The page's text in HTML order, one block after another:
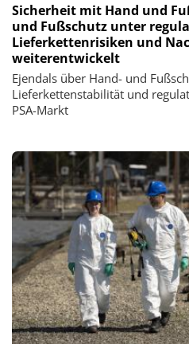
Sicherheit mit Hand und
und Fußschutz unter
Lieferkettenrisiken und
weiterentwickelt
Ejendals über Hand- und
Lieferkettenstabilität und
PSA-Markt